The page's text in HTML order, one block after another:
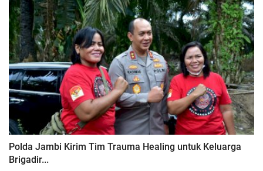
Polda Jambi Kirim Tim Trauma Healing untuk Keluarga
Brigadir...